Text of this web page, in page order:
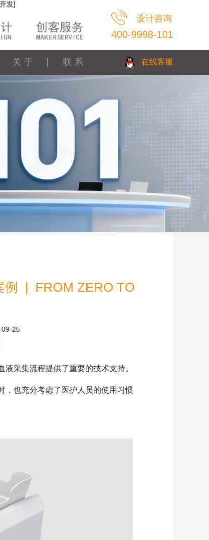
发]
设计咨询
400-9998-101
关 于 联 系 在线客服
例 | FROM ZERO TO
09-25
采集流程提供了重要的技术支持。
，也充分考虑了医护人员的使用习惯